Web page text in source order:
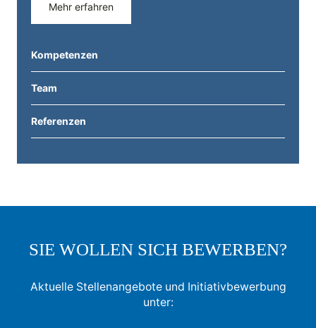
Mehr erfahren
Kompetenzen
Team
Referenzen
SIE WOLLEN SICH BEWERBEN?
Aktuelle Stellenangebote und Initiativbewerbung
unter: